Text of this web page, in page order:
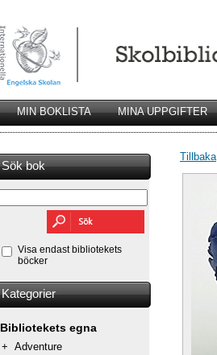
MIN BOKLISTA MINA UPPGIFTER
Sök bok
Visa endast bibliotekets
böcker
Kategorier
Bibliotekets egna
+ Adventure
Tillbaka